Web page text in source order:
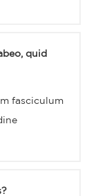
quid
fasciculum